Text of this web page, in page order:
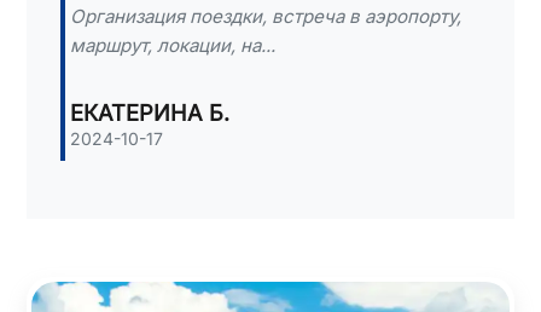
Организация поездки, встреча в аэропорту,
маршрут, локации, на...
ЕКАТЕРИНА Б.
2024-10-17